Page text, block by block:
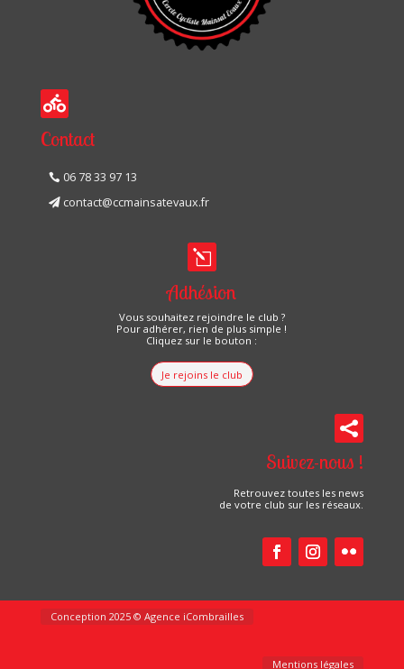

Contact
06 78 33 97 13
contact@ccmainsatevaux.fr
l
Adhésion
Vous souhaitez rejoindre le club ?
Pour adhérer, rien de plus simple !
Cliquez sur le bouton :
Je rejoins le club

Suivez-nous !
Retrouvez toutes les news
de votre club sur les réseaux.
Conception 2025 © Agence iCombrailles
Mentions légales